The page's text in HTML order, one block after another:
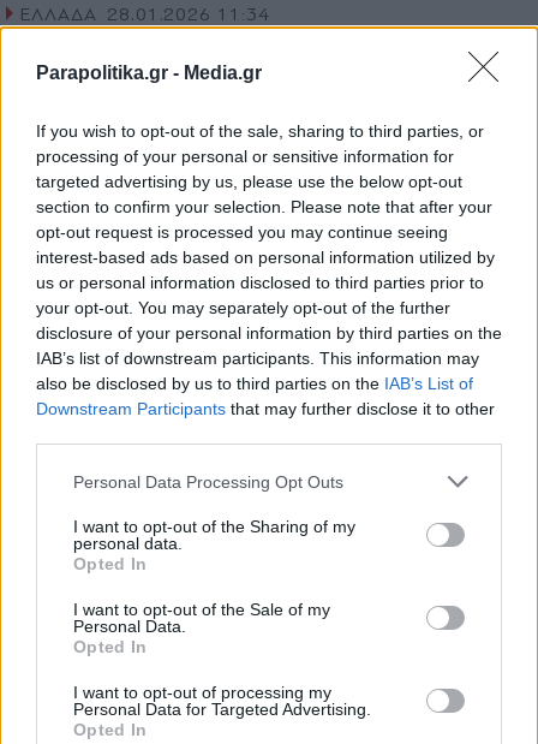
Parapolitika.gr - Media.gr
If you wish to opt-out of the sale, sharing to third parties, or
processing of your personal or sensitive information for
targeted advertising by us, please use the below opt-out
section to confirm your selection. Please note that after your
opt-out request is processed you may continue seeing
interest-based ads based on personal information utilized by
us or personal information disclosed to third parties prior to
your opt-out. You may separately opt-out of the further
disclosure of your personal information by third parties on the
IAB’s list of downstream participants. This information may
also be disclosed by us to third parties on the IAB’s List of
Downstream Participants that may further disclose it to other
Personal Data Processing Opt Outs
I want to opt-out of the Sharing of my
personal data.
Opted In
I want to opt-out of the Sale of my
Personal Data.
Opted In
I want to opt-out of processing my
Personal Data for Targeted Advertising.
Opted In
ΕΛΛΑΔΑ 28.01.2026 11:34
Εκκλησία Κρήτης: Ξεκίνησε η Σύνοδος για
την εκλογή Μητροπολιτών - Πλήθος
κόσμου έξω από τον Άγιο Μηνά (Εικόνες)
Εγγραφή στο newsletter
Αποδέχομαι τους
και την πολιτική απορρήτου